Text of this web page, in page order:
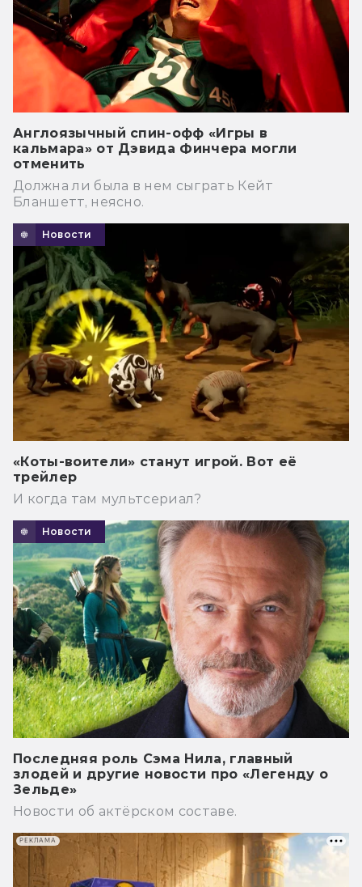
Англоязычный спин-офф «Игры в
кальмара» от Дэвида Финчера могли
отменить
Должна ли была в нем сыграть Кейт
Бланшетт, неясно.
Новости
«Коты-воители» станут игрой. Вот её
трейлер
И когда там мультсериал?
Новости
Последняя роль Сэма Нила, главный
злодей и другие новости про «Легенду о
Зельде»
Новости об актёрском составе.
РЕКЛАМА